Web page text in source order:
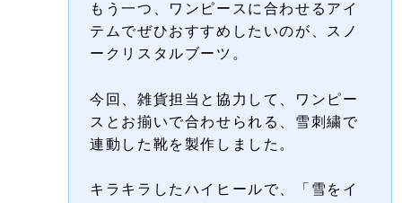
もう一つ、ワンピースに合わせるアイ
テムでぜひおすすめしたいのが、スノ
ークリスタルブーツ。
今回、雑貨担当と協力して、ワンピー
スとお揃いで合わせられる、雪刺繍で
連動した靴を製作しました。
キラキラしたハイヒールで、「雪をイ